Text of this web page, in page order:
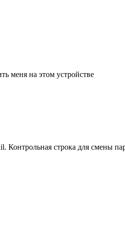
меня на этом устройстве
Контрольная строка для смены